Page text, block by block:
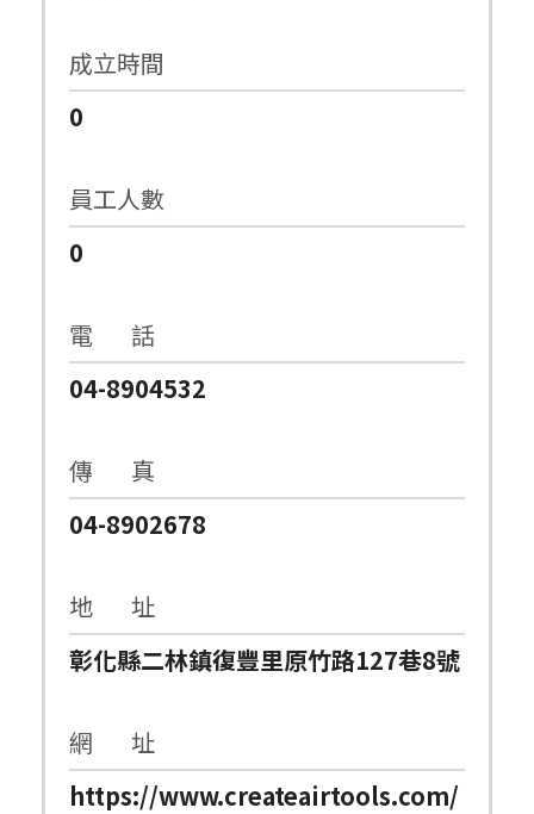
成立時間
0
員工人數
0
電 話
04-8904532
傳 真
04-8902678
地 址
彰化縣二林鎮復豐里原竹路127巷8號
網 址
https://www.createairtools.com/